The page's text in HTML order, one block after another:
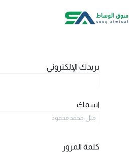
بريدك الإلكتروني
اسمك
كلمة المرور